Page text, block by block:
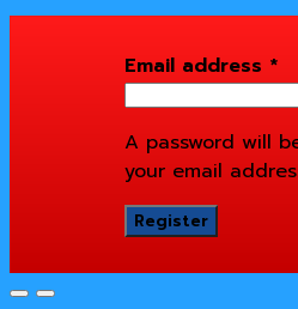
Email address *
A password will
your email
Register